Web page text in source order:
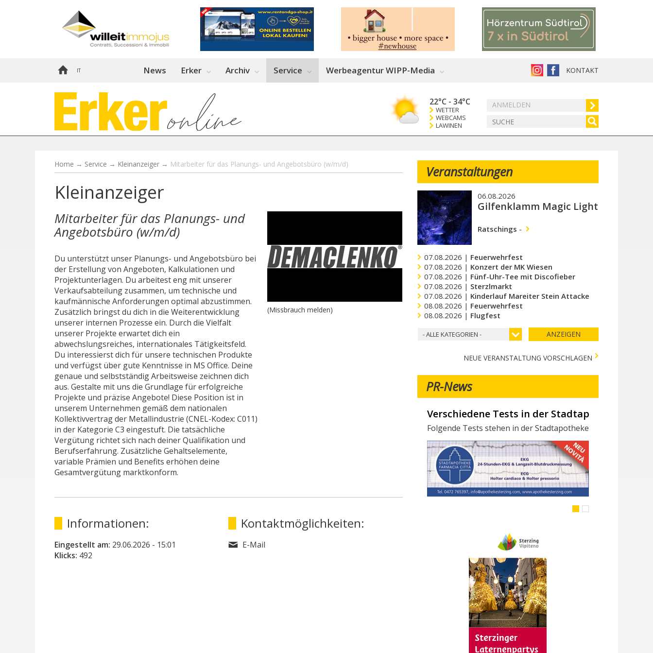
IT KONTAKT
News Erker Archiv Service Werbeagentur WIPP-Media
ANMELDEN
22°C - 34°C
WETTER
WEBCAMS
LAWINEN
Home → Service → Kleinanzeiger → Mitarbeiter für das Planungs- und Angebotsbüro (w/m/d)
Kleinanzeiger
Mitarbeiter für das Planungs- und
Angebotsbüro (w/m/d)
Du unterstützt unser Planungs- und Angebotsbüro bei
der Erstellung von Angeboten, Kalkulationen und
Projektunterlagen. Du arbeitest eng mit unserer
Verkaufsabteilung zusammen, um technische und
kaufmännische Anforderungen optimal abzustimmen.
Zusätzlich bringst du dich in die Weiterentwicklung
unserer internen Prozesse ein. Durch die Vielfalt
unserer Projekte erwartet dich ein
abwechslungsreiches, internationales Tätigkeitsfeld.
Du interessierst dich für unsere technischen Produkte
und verfügst über gute Kenntnisse in MS Office. Deine
genaue und selbstständig Arbeitsweise zeichnen dich
aus. Gestalte mit uns die Grundlage für erfolgreiche
Projekte und präzise Angebote! Diese Position ist in
unserem Unternehmen gemäß dem nationalen
Kollektivvertrag der Metallindustrie (CNEL-Kodex: C011)
in der Kategorie C3 eingestuft. Die tatsächliche
Vergütung richtet sich nach deiner Qualifikation und
Berufserfahrung. Zusätzliche Gehaltselemente,
variable Prämien und Benefits erhöhen deine
Gesamtvergütung marktkonform.
(Missbrauch melden)
Informationen:
Eingestellt am: 29.06.2026 - 15:01
Klicks: 492
Kontaktmöglichkeiten:
E-Mail
Veranstaltungen
06.08.2026
Gilfenklamm Magic Light
Ratschings -
07.08.2026 | Feuerwehrfest
07.08.2026 | Konzert der MK Wiesen
07.08.2026 | Fünf-Uhr-Tee mit Discofieber
07.08.2026 | Sterzlmarkt
07.08.2026 | Kinderlauf Mareiter Stein Attacke
08.08.2026 | Feuerwehrfest
08.08.2026 | Flugfest
- ALLE KATEGORIEN - ANZEIGEN
NEUE VERANSTALTUNG VORSCHLAGEN
PR-News
Wir suchen Mitarbeiter/innen
Möchtest du Teil des Milchhof-Teams sein und von